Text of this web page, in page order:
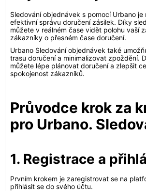
Sledování objednávek s pomocí Urbano
efektivní správu doručení zásilek. Díky
můžete v reálném čase vidět polohu vaší
zákazníky o přesném čase doručení.
Urbano Sledování objednávek také
trasu doručení a minimalizovat zpoždění.
můžete lépe plánovat doručení a zlepšit
spokojenost zákazníků.
Průvodce krok za
pro Urbano.
1. Registrace a
Prvním krokem je zaregistrovat se na
přihlásit se do svého účtu.